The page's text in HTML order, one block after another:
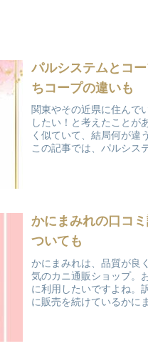
パルシステムとコ
ちコープの違いも
関東やその近県に住んで
したい！と考えたことが
く似ていて、結局何が違
この記事では、パルシス
かにまみれの口コ
ついても
かにまみれは、品質が良
気のカニ通販ショップ。
に利用したいですよね。
に販売を続けているかに